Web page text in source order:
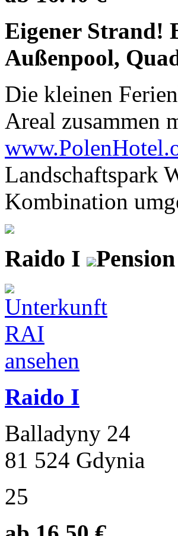
Eigener Strand!
Außenpool,
Die kleinen
Areal zusammen
Landschaftspark
Kombination
Raido I
Raido I
Balladyny 24
81 524 Gdynia
25